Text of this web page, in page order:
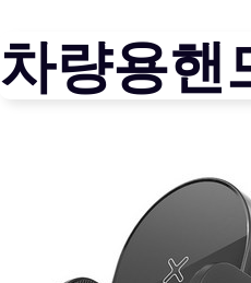
차량용핸